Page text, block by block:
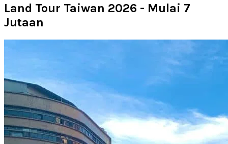
Land Tour Taiwan 2026 - Mulai 7
Jutaan